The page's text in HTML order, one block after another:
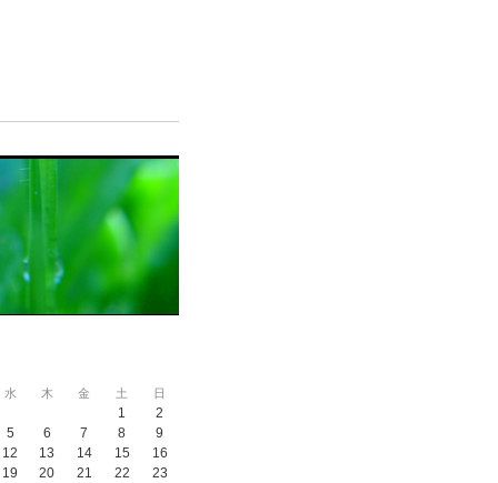
水 木 金 土 日
1
2
5
6 7 8
9
12
13 14 15
16
19
20 21 22
23